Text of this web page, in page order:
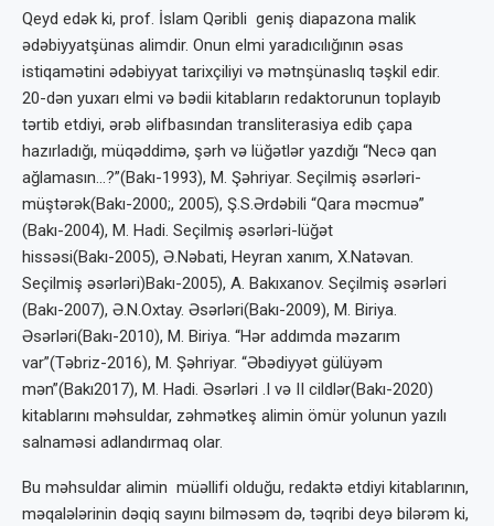
Qeyd edək ki, prof. İslam Qəribli geniş diapazona malik
ədəbiyyatşünas alimdir. Onun elmi yaradıcılığının əsas
istiqamətini ədəbiyyat tarixçiliyi və mətnşünaslıq təşkil edir.
20-dən yuxarı elmi və bədii kitabların redaktorunun toplayıb
tərtib etdiyi, ərəb əlifbasından transliterasiya edib çapa
hazırladığı, müqəddimə, şərh və lüğətlər yazdığı “Necə qan
ağlamasın…?”(Bakı-1993), M. Şəhriyar. Seçilmiş əsərləri-
müştərək(Bakı-2000;, 2005), Ş.S.Ərdəbili “Qara məcmuə”
(Bakı-2004), M. Hadi. Seçilmiş əsərləri-lüğət
hissəsi(Bakı-2005), Ə.Nəbati, Heyran xanım, X.Natəvan.
Seçilmiş əsərləri)Bakı-2005), A. Bakıxanov. Seçilmiş əsərləri
(Bakı-2007), Ə.N.Oxtay. Əsərləri(Bakı-2009), M. Biriya.
Əsərləri(Bakı-2010), M. Biriya. “Hər addımda məzarım
var”(Təbriz-2016), M. Şəhriyar. “Əbədiyyət gülüyəm
mən”(Bakı2017), M. Hadi. Əsərləri .I və II cildlər(Bakı-2020)
kitablarını məhsuldar, zəhmətkeş alimin ömür yolunun yazılı
salnaməsi adlandırmaq olar.
Bu məhsuldar alimin müəllifi olduğu, redaktə etdiyi kitablarının,
məqalələrinin dəqiq sayını bilməsəm də, təqribi deyə bilərəm ki,